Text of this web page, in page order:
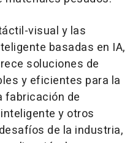
visual y las
basadas en IA,
soluciones de
y eficientes para la
fabricación de
y otros
de la industria,